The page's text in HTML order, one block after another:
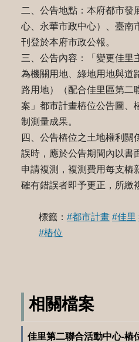
二、公告地點：本府都市發
心、永華市政中心）、臺南
刊登於本府市政公報。
三、公告內容：「變更佳里
為機關用地、綠地用地與道
路用地）（配合佳里區第二
案」都市計畫樁位公告圖、
制測量成果。
四、公告樁位之土地權利關
誤時，應於公告期間內以書
申請複測，複測費用每支樁
確有錯誤者即予更正，所繳
標籤： #都市計畫 #佳里
#樁位
相關檔案
佳里第二聯合活動中心-樁